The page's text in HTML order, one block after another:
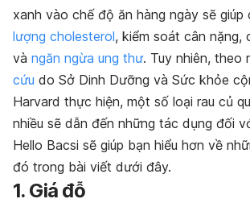
xanh vào chế độ ăn hàng ngày sẽ giúp
lượng cholesterol, kiểm soát cân nặng,
và ngăn ngừa ung thư. Tuy nhiên, theo
cứu do Sở Dinh Dưỡng và Sức khỏe
Harvard thực hiện, một số loại rau củ
nhiều sẽ dẫn đến những tác dụng đối
Hello Bacsi sẽ giúp bạn hiểu hơn về
đó trong bài viết dưới đây.
1. Giá đỗ